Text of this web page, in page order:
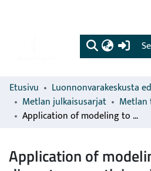
Etusivu
Metlan julkaisusarjat
Application of modeling to study tree diameter growth in miombo woodland stands at Kitulangalo Forest Reserve, Tanzania
Application of